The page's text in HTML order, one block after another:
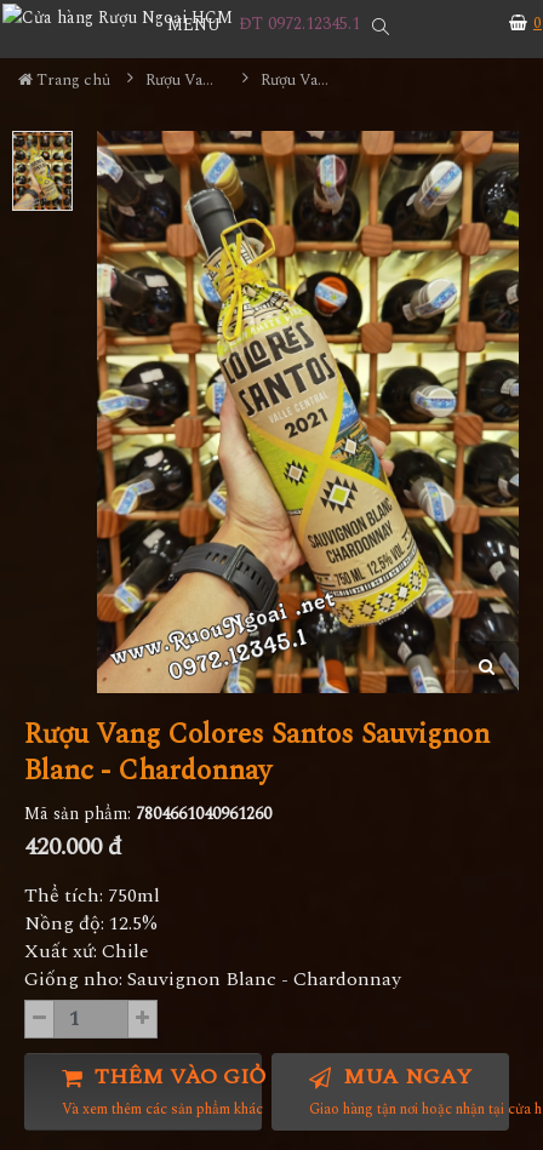
0
MENU ĐT 0972.12345.1
Trang chủ Rượu Vang Rượu Vang Colores Santos Sauvignon Blanc - Chardonnay
Rượu Vang Colores Santos Sauvignon
Blanc - Chardonnay
Mã sản phẩm: 7804661040961260
420.000 đ
Thể tích: 750ml
Nồng độ: 12.5%
Xuất xứ: Chile
Giống nho: Sauvignon Blanc - Chardonnay
THÊM VÀO GIỎ HÀNG
Và xem thêm các sản phẩm khác
MUA NGAY
Giao hàng tận nơi hoặc nhận tại cửa